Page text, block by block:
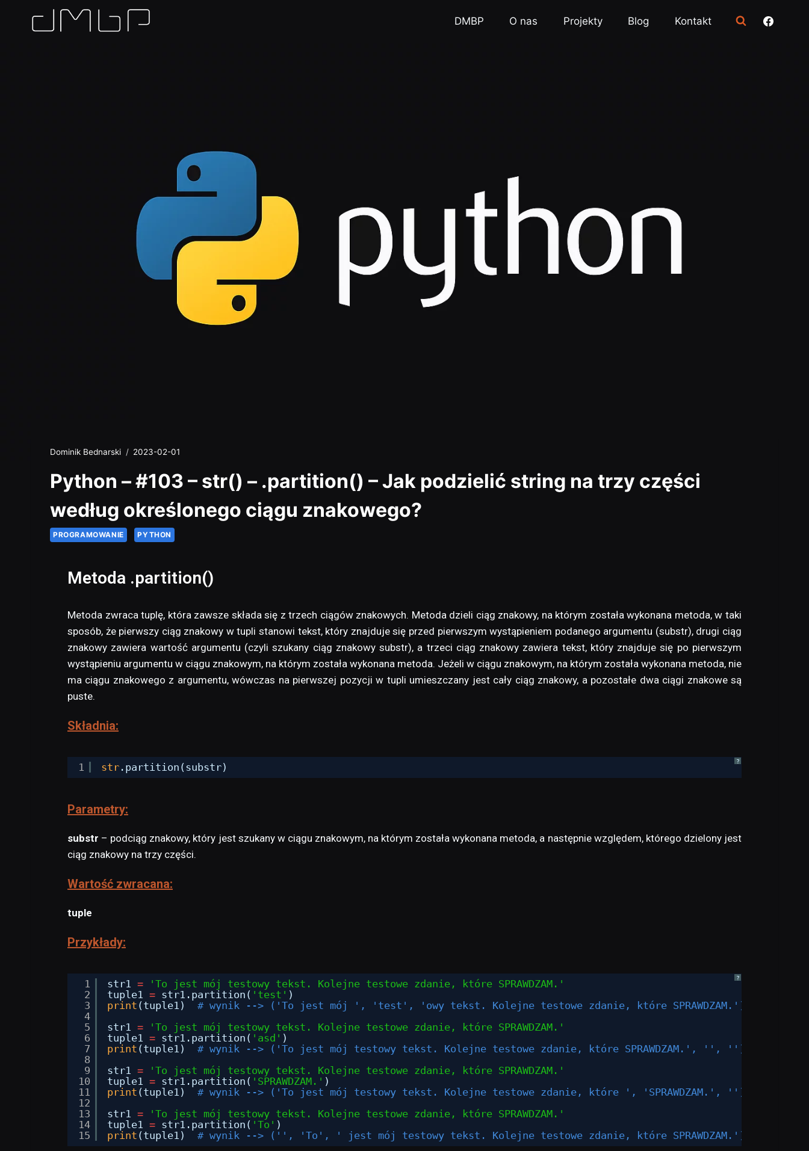
DMBP O nas Projekty Blog Kontakt
Dominik Bednarski 2023-02-01
Python – #103 – str() – .partition() – Jak podzielić string na trzy części
według określonego ciągu znakowego?
PROGRAMOWANIE PYTHON
Metoda .partition()
Metoda zwraca tuplę, która zawsze składa się z trzech ciągów znakowych. Metoda dzieli ciąg znakowy, na którym została wykonana metoda, w taki
sposób, że pierwszy ciąg znakowy w tupli stanowi tekst, który znajduje się przed pierwszym wystąpieniem podanego argumentu (substr), drugi ciąg
znakowy zawiera wartość argumentu (czyli szukany ciąg znakowy substr), a trzeci ciąg znakowy zawiera tekst, który znajduje się po pierwszym
wystąpieniu argumentu w ciągu znakowym, na którym została wykonana metoda. Jeżeli w ciągu znakowym, na którym została wykonana metoda, nie
ma ciągu znakowego z argumentu, wówczas na pierwszej pozycji w tupli umieszczany jest cały ciąg znakowy, a pozostałe dwa ciągi znakowe są
puste.
Składnia:
?
1 str .partition(substr)
Parametry:
substr – podciąg znakowy, który jest szukany w ciągu znakowym, na którym została wykonana metoda, a następnie względem, którego dzielony jest
ciąg znakowy na trzy części.
Wartość zwracana:
tuple
Przykłady:
?
1
2
3
4
5
6
7
8
9
10
11
12
13
14
15
str1 =
'To jest mój testowy tekst. Kolejne testowe zdanie, które SPRAWDZAM.'
tuple1 = str1.partition( 'test' )
print (tuple1) # wynik --> ('To jest mój ', 'test', 'owy tekst. Kolejne testowe zdanie, które SPRAWDZAM.')
str1 =
'To jest mój testowy tekst. Kolejne testowe zdanie, które SPRAWDZAM.'
tuple1 = str1.partition( 'asd' )
print (tuple1) # wynik --> ('To jest mój testowy tekst. Kolejne testowe zdanie, które SPRAWDZAM.', '', '')
str1 =
'To jest mój testowy tekst. Kolejne testowe zdanie, które SPRAWDZAM.'
tuple1 = str1.partition( 'SPRAWDZAM.' )
print (tuple1) # wynik --> ('To jest mój testowy tekst. Kolejne testowe zdanie, które ', 'SPRAWDZAM.', '')
str1 =
'To jest mój testowy tekst. Kolejne testowe zdanie, które SPRAWDZAM.'
tuple1 = str1.partition( 'To' )
print (tuple1) # wynik --> ('', 'To', ' jest mój testowy tekst. Kolejne testowe zdanie, które SPRAWDZAM.')